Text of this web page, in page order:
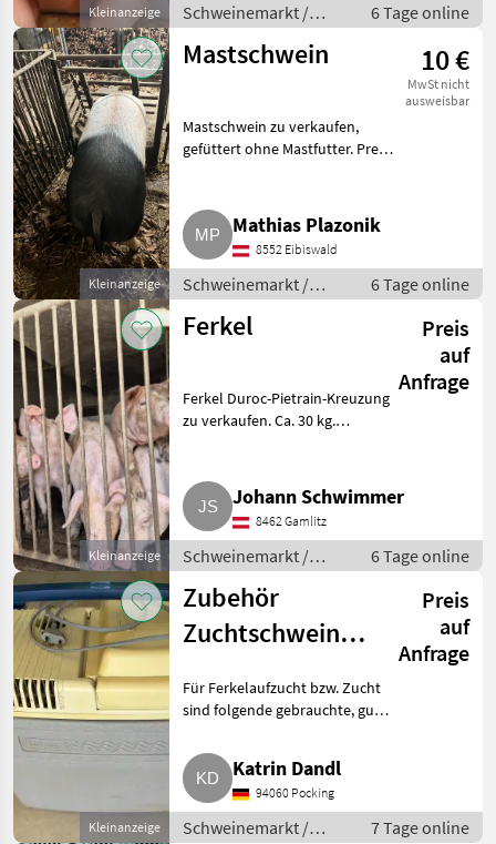
Kleinanzeige
Schweinemarkt /
Schweinemarkt
6 Tage online
Kleinanzeige
Mastschwein 10 €
MwSt nicht
ausweisbar
Mastschwein zu verkaufen,
gefüttert ohne Mastfutter. Preis
Dezember 2026. Schweinemarkt
SchweinemarktMathias Plazonik
8552 Eibiswald
Schweinemarkt /
Schweinemarkt
6 Tage online
Kleinanzeige
Ferkel
Preis
auf
Anfrage
Ferkel Duroc-Pietrain-Kreuzung
zu verkaufen. Ca. 30 kg.
Johann Schwimmer
8462 Gamlitz
Schweinemarkt /
Schweinemarkt
6 Tage online
Kleinanzeige
Zubehör
Zuchtschweine
Preis
auf
Anfrage
Für Ferkelaufzucht bzw. Zucht
sind folgende gebrauchte, gut
einsatzfähige Gegenstände
abzugeben: Sperma-Klimabox,
drei Veterinär-Pistolen (1x 50
Katrin Dandl
94060 Pocking
Schweinemarkt /
7 Tage online